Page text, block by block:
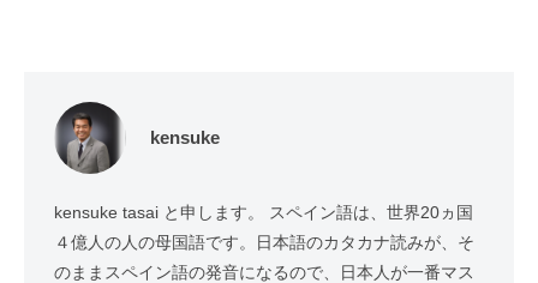
kensuke
kensuke tasai と申します。 スペイン語は、世界20ヵ国
４億人の人の母国語です。日本語のカタカナ読みが、そ
のままスペイン語の発音になるので、日本人が一番マス